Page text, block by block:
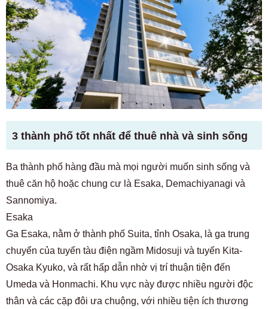
3 thành phố tốt nhất để thuê nhà và sinh sống
Ba thành phố hàng đầu mà mọi người muốn sinh sống và
thuê căn hộ hoặc chung cư là Esaka, Demachiyanagi và
Sannomiya.
Esaka
Ga Esaka, nằm ở thành phố Suita, tỉnh Osaka, là ga trung
chuyển của tuyến tàu điện ngầm Midosuji và tuyến Kita-
Osaka Kyuko, và rất hấp dẫn nhờ vị trí thuận tiện đến
Umeda và Honmachi. Khu vực này được nhiều người độc
thân và các cặp đôi ưa chuộng, với nhiều tiện ích thương